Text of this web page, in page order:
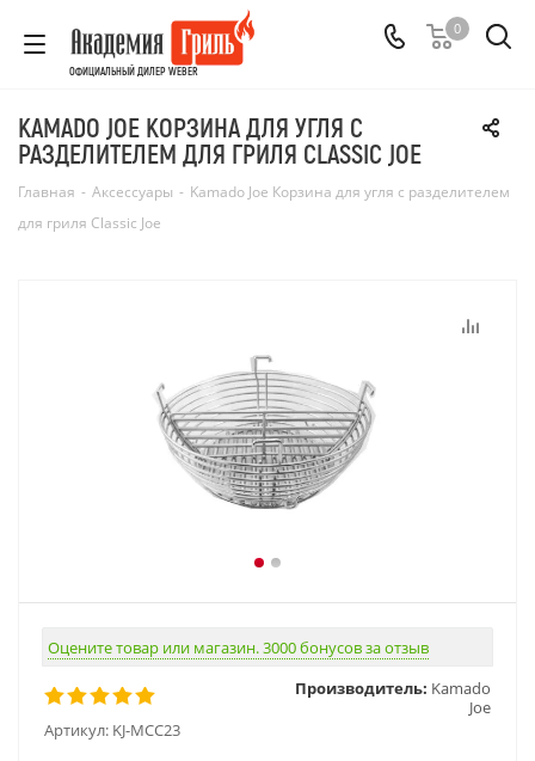
ОФИЦИАЛЬНЫЙ ДИЛЕР WEBER
0
KAMADO JOE КОРЗИНА ДЛЯ УГЛЯ С
РАЗДЕЛИТЕЛЕМ ДЛЯ ГРИЛЯ CLASSIC JOE
Главная - Аксессуары - Kamado Joe Корзина для угля с разделителем
для гриля Classic Joe
Оцените товар или магазин. 3000 бонусов за отзыв
Артикул: KJ-MCC23
Производитель: Kamado
Joe